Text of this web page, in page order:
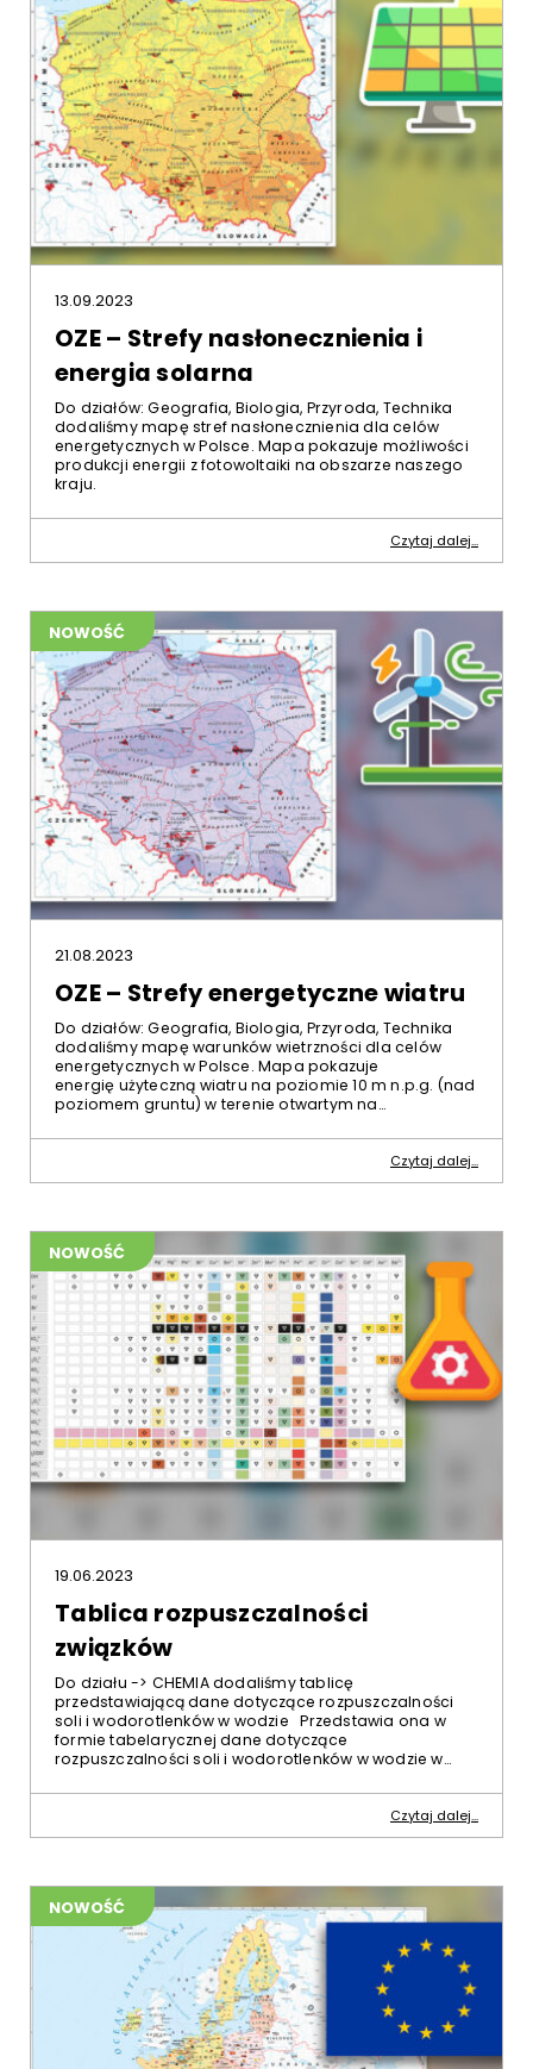
13.09.2023
OZE – Strefy nasłonecznienia i
energia solarna
Do działów: Geografia, Biologia, Przyroda, Technika
dodaliśmy mapę stref nasłonecznienia dla celów
energetycznych w Polsce. Mapa pokazuje możliwości
produkcji energii z fotowoltaiki na obszarze naszego
kraju.
Czytaj dalej...
NOWOŚĆ
21.08.2023
OZE – Strefy energetyczne wiatru
Do działów: Geografia, Biologia, Przyroda, Technika
dodaliśmy mapę warunków wietrzności dla celów
energetycznych w Polsce. Mapa pokazuje
energię użyteczną wiatru na poziomie 10 m n.p.g. (nad
poziomem gruntu) w terenie otwartym na…
Czytaj dalej...
NOWOŚĆ
19.06.2023
Tablica rozpuszczalności
związków
Do działu -> CHEMIA dodaliśmy tablicę
przedstawiającą dane dotyczące rozpuszczalności
soli i wodorotlenków w wodzie Przedstawia ona w
formie tabelarycznej dane dotyczące
rozpuszczalności soli i wodorotlenków w wodzie w…
Czytaj dalej...
NOWOŚĆ